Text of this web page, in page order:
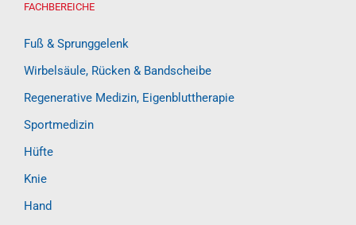
FACHBEREICHE
Fuß & Sprunggelenk
Wirbelsäule, Rücken & Bandscheibe
Regenerative Medizin, Eigenbluttherapie
Sportmedizin
Hüfte
Knie
Hand